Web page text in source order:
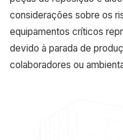
considerações sobre os
equipamentos críticos
devido à parada de
colaboradores ou